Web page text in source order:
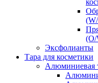
Эксфолианты
Тара для косметики
Алюминиевая